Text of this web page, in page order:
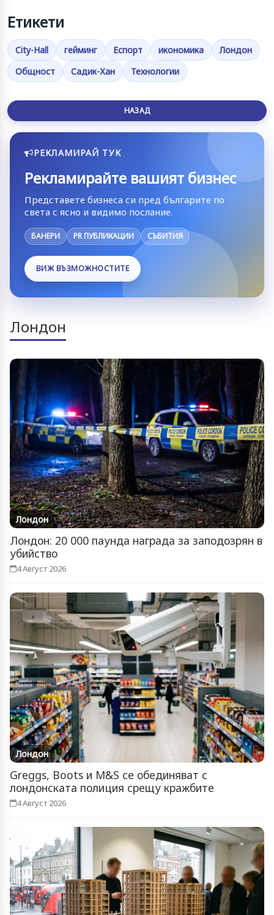
Етикети
City-Hall гейминг Еспорт икономика
Лондон
Общност
Садик-Хан Технологии
НАЗАД
РЕКЛАМИРАЙ ТУК
Рекламирайте вашият бизнес
Представете бизнеса си пред българите по
света с ясно и видимо послание.
БАНЕРИ PR ПУБЛИКАЦИИ СЪБИТИЯ
ВИЖ ВЪЗМОЖНОСТИТЕ
Лондон
Лондон
Лондон: 20 000 паунда награда за заподозрян в
убийство
4 Август 2026
Лондон
Greggs, Boots и M&S се обединяват с
лондонската полиция срещу кражбите
4 Август 2026